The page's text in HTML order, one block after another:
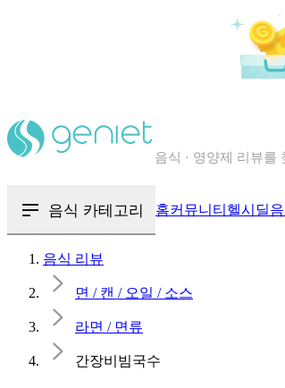
칼로리와 영양성분을
음식 카테고리 홈커뮤니티 헬시딜
음식 리뷰
면 / 캔 / 오일 / 소스
라면 / 면류
간장비빔국수